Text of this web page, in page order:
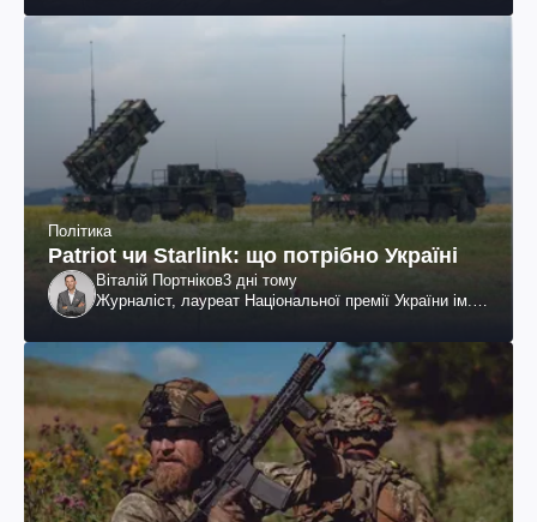
Політика
Patriot чи Starlink: що потрібно Україні
Віталій Портніков3 дні тому
Журналіст, лауреат Національної премії України ім.